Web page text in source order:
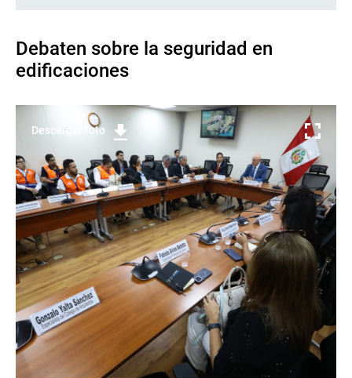
Debaten sobre la seguridad en
edificaciones
Descargar foto